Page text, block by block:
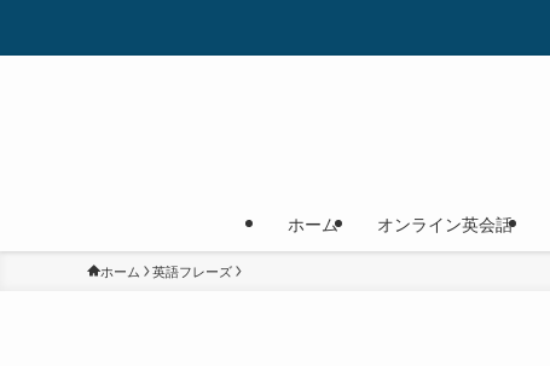
ホーム オンライン英会話
ホーム 英語フレーズ